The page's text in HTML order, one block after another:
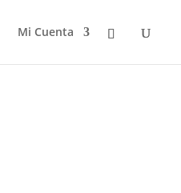
Mi Cuenta